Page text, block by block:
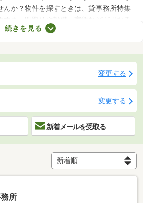
んか？物件を探すときは、貸事務所特集
すめ。間取りや設備、家賃などが異なる
て見られるので、希望にあう事務所が見
してみましょう。
続きを見る
変更する
変更する
新着メールを受取る
所